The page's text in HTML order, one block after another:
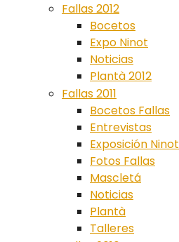
Fallas 2012
Bocetos
Expo Ninot
Noticias
Plantà 2012
Fallas 2011
Bocetos Fallas
Entrevistas
Exposición Ninot
Fotos Fallas
Mascletá
Noticias
Plantà
Talleres